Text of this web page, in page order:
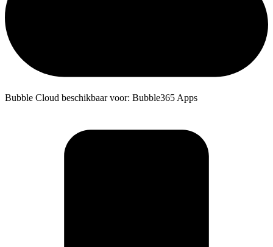
Bubble Cloud beschikbaar voor: Bubble365 Apps